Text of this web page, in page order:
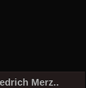
Merz..